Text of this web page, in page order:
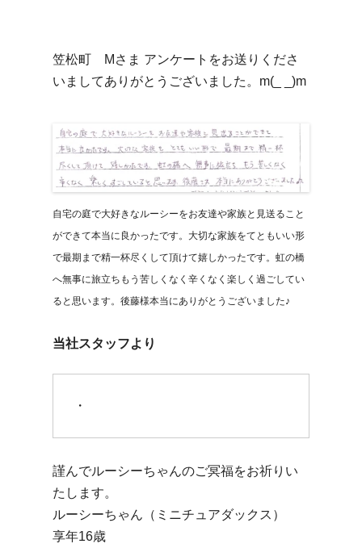
笠松町 Mさま アンケートをお送りくださ
いましてありがとうございました。m(_ _)m
自宅の庭で大好きなルーシーをお友達や家族と見送ること
ができて本当に良かったです。大切な家族をてともいい形
で最期まで精一杯尽くして頂けて嬉しかったです。虹の橋
へ無事に旅立ちもう苦しくなく辛くなく楽しく過ごしてい
ると思います。後藤様本当にありがとうございました♪
当社スタッフより
・
謹んでルーシーちゃんのご冥福をお祈りい
たします。
ルーシーちゃん（ミニチュアダックス）
享年16歳